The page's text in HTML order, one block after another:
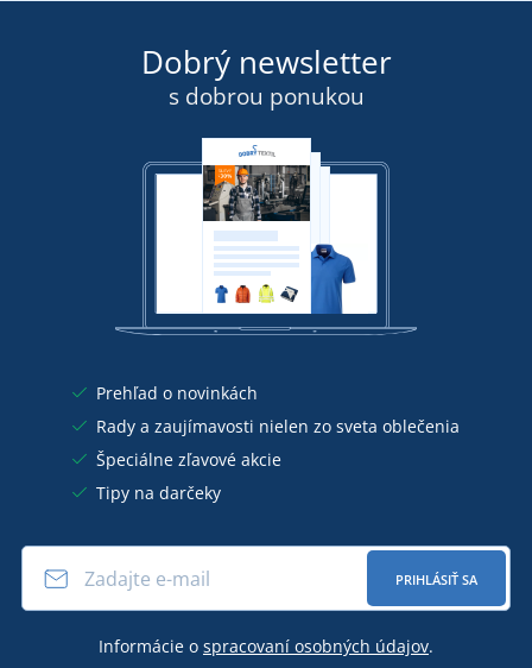
Dobrý newsletter
s dobrou ponukou
Prehľad o novinkách
Rady a zaujímavosti nielen zo sveta oblečenia
Špeciálne zľavové akcie
Tipy na darčeky
PRIHLÁSIŤ SA
Informácie o spracovaní osobných údajov.